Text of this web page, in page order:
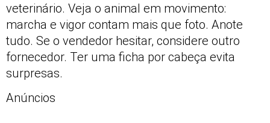
veterinário. Veja o animal em movimento:
marcha e vigor contam mais que foto. Anote
tudo. Se o vendedor hesitar, considere outro
fornecedor. Ter uma ficha por cabeça evita
surpresas.
Anúncios